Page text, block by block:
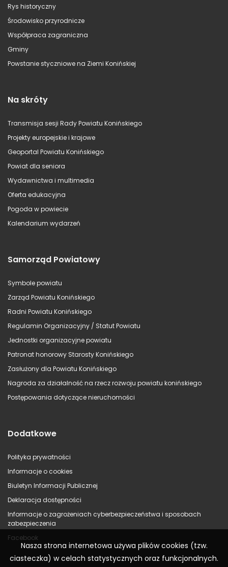
Rys historyczny
Środowisko przyrodnicze
Współpraca zagraniczna
Gminy
Powstanie styczniowe na Ziemi Konińskiej
Na skróty
Transmisja sesji Rady Powiatu Konińskiego
Projekty europejskie i krajowe
Geoportal Powiatu Konińskiego
Powiat dla seniora
Wydawnictwa i multimedia
Oferta edukacyjna
Pogoda w powiecie
Kalendarium wydarzeń
Samorząd Powiatowy
Symbole powiatu
Zarząd Powiatu Konińskiego
Radni Powiatu Konińskiego
Regulamin Organizacyjny / Statut Powiatu
Jednostki organizacyjne powiatu
Patronat honorowy Starosty Konińskiego
Zasłużony dla Powiatu Konińskiego
Nagroda za działalność na rzecz rozwoju powiatu konińskiego
Postępowania dotyczące nieruchomości
Dodatkowe
Polityka prywatności
Informacje o cookies
Biuletyn Informacji Publicznej
Deklaracja dostępności
Informacje o zagrożeniach cyberbezpieczeństwa i sposobach
zabezpieczenia
Facebook
Nasza strona internetowa używa plików cookies (tzw.
ciasteczka) w celach statystycznych oraz funkcjonalnych.